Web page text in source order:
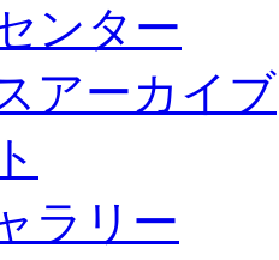
ンター
アーカイブ
ラリー